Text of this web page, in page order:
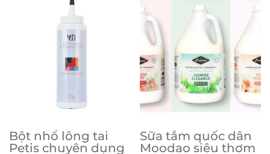
Bột nhổ lông tai
Petis chuyên dụng
Sữa tắm quốc dân
Moodao siêu thơm